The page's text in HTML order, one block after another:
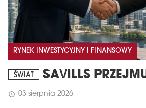
RYNEK INWESTYCYJNY I FINANSOWY
ŚWIAT SAVILLS
schedule 03 sierpnia 2026